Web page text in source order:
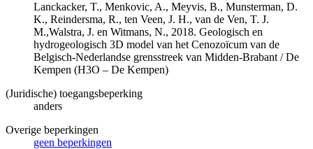
Lanckacker, T., Menkovic, A., Meyvis, B., Munsterman, D.
K., Reindersma, R., ten Veen, J. H., van de Ven, T. J.
M.,Walstra, J. en Witmans, N., 2018. Geologisch en
hydrogeologisch 3D model van het Cenozoïcum van de
Belgisch-Nederlandse grensstreek van Midden-Brabant / De
Kempen (H3O – De Kempen)
(Juridische) toegangsbeperking
anders
Overige beperkingen
geen beperkingen